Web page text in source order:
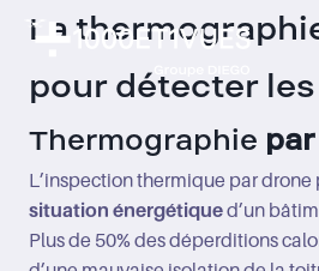
Aller
contenu
La
pour détecter
Thermographie
L’inspection thermique par
situation énergétiqued’un
Plus de 50% des déperditions